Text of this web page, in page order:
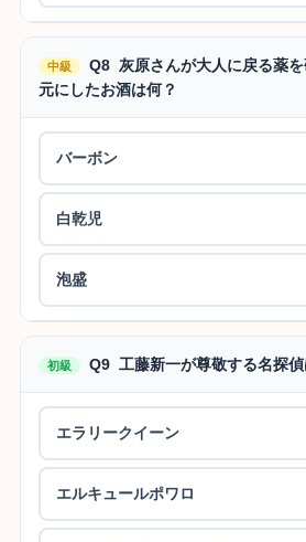
中級
Q8 灰原さんが大人に戻る薬を
元にしたお酒は何？
バーボン
白乾児
泡盛
初級 Q9 工藤新一が尊敬する名探偵
エラリークイーン
エルキュールポワロ